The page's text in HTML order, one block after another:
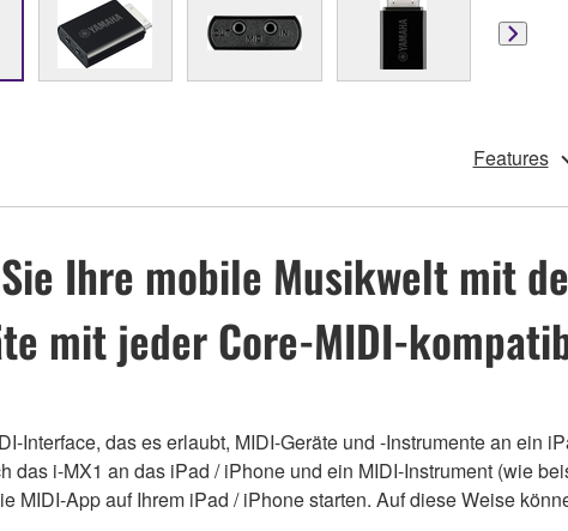
Features
Ihre mobile Musikwelt mit
mit jeder Core-MIDI-
Interface, das es erlaubt, MIDI-Geräte und -Instrumente an
das i-MX1 an das iPad / iPhone und ein MIDI-Instrument (wie
MIDI-App auf Ihrem iPad / iPhone starten. Auf diese Weise